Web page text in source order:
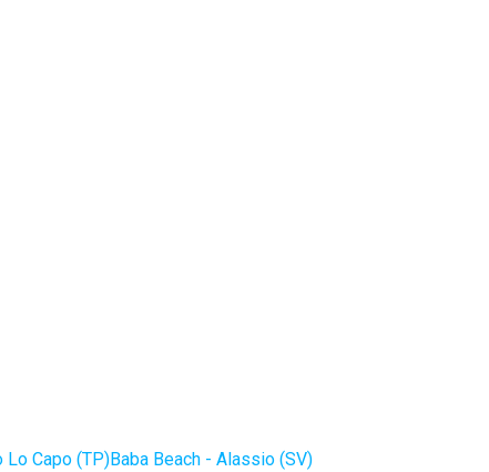
Lo Capo (TP)Baba Beach - Alassio (SV)